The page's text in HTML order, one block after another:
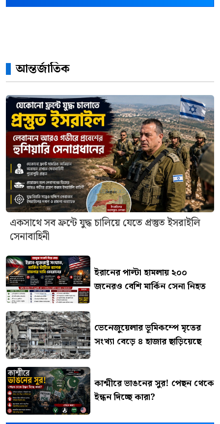
আন্তর্জাতিক
একসাথে সব ফ্রন্টে যুদ্ধ চালিয়ে যেতে প্রস্তুত ইসরাইলি
সেনাবাহিনী
ইরানের পাল্টা হামলায় ২০০
জনেরও বেশি মার্কিন সেনা নিহত
ভেনেজুয়েলার ভূমিকম্পে মৃতের
সংখ্যা বেড়ে ৪ হাজার ছাড়িয়েছে
কাশ্মীরে ভাঙনের সুর! পেছন থেকে
ইন্ধন দিচ্ছে কারা?